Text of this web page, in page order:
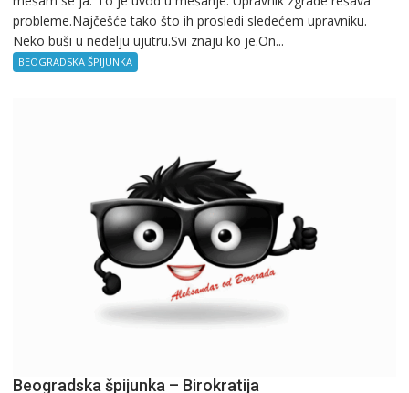
probleme.Najčešće tako što ih prosledi sledećem upravniku.
Neko buši u nedelju ujutru.Svi znaju ko je.On...
BEOGRADSKA ŠPIJUNKA
Beogradska špijunka – Birokratija